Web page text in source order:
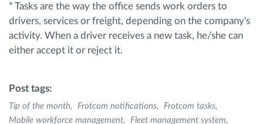
* Tasks are the way the office sends work orders to
drivers, services or freight, depending on the company's
activity. When a driver receives a new task, he/she can
either accept it or reject it.
Post tags:
Tip of the month Frotcom notifications
Frotcom tasks
Mobile workforce management
Fleet management system